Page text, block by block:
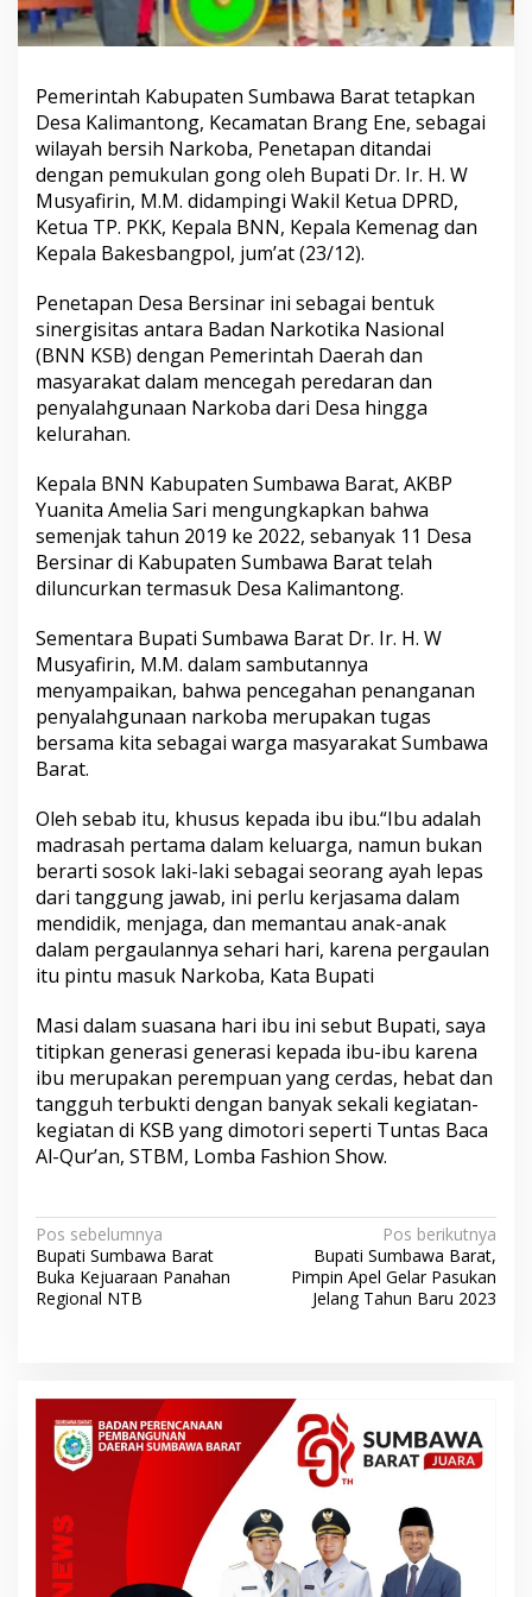
Pemerintah Kabupaten Sumbawa Barat tetapkan
Desa Kalimantong, Kecamatan Brang Ene, sebagai
wilayah bersih Narkoba, Penetapan ditandai
dengan pemukulan gong oleh Bupati Dr. Ir. H. W
Musyafirin, M.M. didampingi Wakil Ketua DPRD,
Ketua TP. PKK, Kepala BNN, Kepala Kemenag dan
Kepala Bakesbangpol, jum’at (23/12).
Penetapan Desa Bersinar ini sebagai bentuk
sinergisitas antara Badan Narkotika Nasional
(BNN KSB) dengan Pemerintah Daerah dan
masyarakat dalam mencegah peredaran dan
penyalahgunaan Narkoba dari Desa hingga
kelurahan.
Kepala BNN Kabupaten Sumbawa Barat, AKBP
Yuanita Amelia Sari mengungkapkan bahwa
semenjak tahun 2019 ke 2022, sebanyak 11 Desa
Bersinar di Kabupaten Sumbawa Barat telah
diluncurkan termasuk Desa Kalimantong.
Sementara Bupati Sumbawa Barat Dr. Ir. H. W
Musyafirin, M.M. dalam sambutannya
menyampaikan, bahwa pencegahan penanganan
penyalahgunaan narkoba merupakan tugas
bersama kita sebagai warga masyarakat Sumbawa
Barat.
Oleh sebab itu, khusus kepada ibu ibu.“Ibu adalah
madrasah pertama dalam keluarga, namun bukan
berarti sosok laki-laki sebagai seorang ayah lepas
dari tanggung jawab, ini perlu kerjasama dalam
mendidik, menjaga, dan memantau anak-anak
dalam pergaulannya sehari hari, karena pergaulan
itu pintu masuk Narkoba, Kata Bupati
Masi dalam suasana hari ibu ini sebut Bupati, saya
titipkan generasi generasi kepada ibu-ibu karena
ibu merupakan perempuan yang cerdas, hebat dan
tangguh terbukti dengan banyak sekali kegiatan-
kegiatan di KSB yang dimotori seperti Tuntas Baca
Al-Qur’an, STBM, Lomba Fashion Show.
N
a
v
a
o
Pos sebelumnya
Bupati Sumbawa Barat
Buka Kejuaraan Panahan
Regional NTB
Pos berikutnya
Bupati Sumbawa Barat,
Pimpin Apel Gelar Pasukan
Jelang Tahun Baru 2023